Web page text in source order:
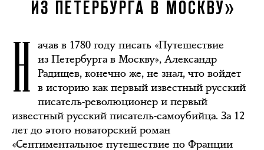
ИЗ ПЕТЕРБУРГА В МОСКВУ»
Н ачав в 1780 году писать «Путешествие
из Петербурга в Москву», Александр
Радищев, конечно же, не знал, что войдет
в историю как первый известный русский
писатель-революционер и первый
известный русский писатель-самоубийца. За 12
лет до этого новаторский роман
«Сентиментальное путешествие по Франции